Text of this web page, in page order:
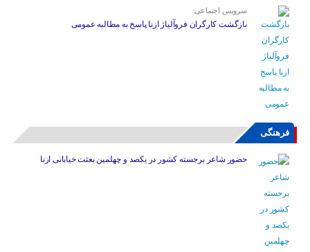
سرویس اجتماعی:
بازگشت کارگران فروآلیاژ ازنا پاسخ به مطالبه عمومی
فرهنگی
حضور شاعر برجسته کشور در یکصد و چهلمین بعثت خیابانی ازنا